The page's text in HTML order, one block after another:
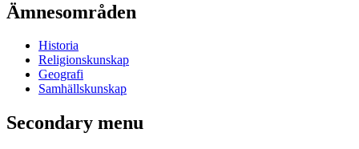
Ämnesområden
Historia
Religionskunskap
Geografi
Samhällskunskap
Secondary menu